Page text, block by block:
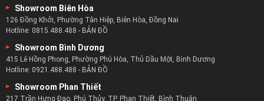
59 Tô Ngọc Vân, Phường Linh Tây, TP. Thủ Đức, TP.HCM
Hotline:0854.488.488-BẢN ĐỒ
36 Nguyễn Thị Nhung, KĐT Vạn Phúc, Thủ Đức, TP.HCM
Hotline:0837.488.488-BẢN ĐỒ
615 Kinh Dương Vương, Phường An Lạc, Bình Tân, TP.HCM